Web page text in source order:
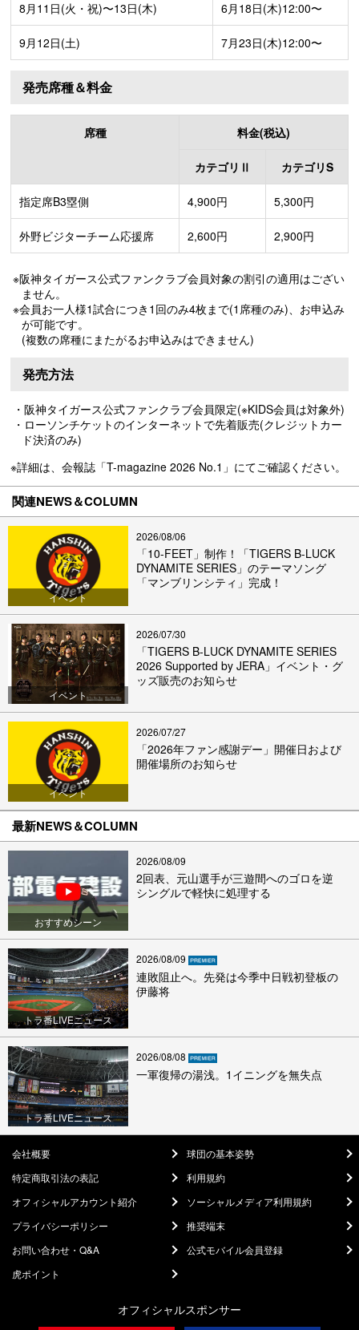
8月11日(火・祝)〜13日(木) 6月18日(木)12:00〜
9月12日(土) 7月23日(木)12:00〜
発売席種＆料金
席種 料金(税込)
カテゴリⅡ カテゴリS
指定席B3塁側 4,900円 5,300円
外野ビジターチーム応援席 2,600円 2,900円
※阪神タイガース公式ファンクラブ会員対象の割引の適用はござい
ません。
※会員お一人様1試合につき1回のみ4枚まで(1席種のみ)、お申込み
が可能です。
(複数の席種にまたがるお申込みはできません)
発売方法
・阪神タイガース公式ファンクラブ会員限定(※KIDS会員は対象外)
・ローソンチケットのインターネットで先着販売(クレジットカー
ド決済のみ)
※詳細は、会報誌「T-magazine 2026 No.1」にてご確認ください。
関連NEWS＆COLUMN
イベント
2026/08/06
「10-FEET」制作！「TIGERS B-LUCK
DYNAMITE SERIES」のテーマソング
「マンブリンシティ」完成！
イベント
2026/07/30
「TIGERS B-LUCK DYNAMITE SERIES
2026 Supported by JERA」イベント・グ
ッズ販売のお知らせ
イベント
2026/07/27
「2026年ファン感謝デー」開催日および
開催場所のお知らせ
最新NEWS＆COLUMN
おすすめシーン
2026/08/09
2回表、元山選手が三遊間へのゴロを逆
シングルで軽快に処理する
トラ番LIVEニュース
2026/08/09
連敗阻止へ。先発は今季中日戦初登板の
伊藤将
トラ番LIVEニュース
2026/08/08
一軍復帰の湯浅。1イニングを無失点
会社概要
球団の基本姿勢
特定商取引法の表記
利用規約
オフィシャルアカウント紹介
ソーシャルメディア利用規約
プライバシーポリシー
推奨端末
お問い合わせ・Q&A
公式モバイル会員登録
虎ポイント
オフィシャルスポンサー